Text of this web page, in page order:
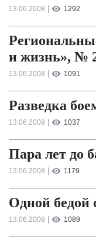
13.06.2008 | 1292
и жизнь», №
13.06.2008 | 1091
Разведка
13.06.2008 | 1037
Пара лет до
13.06.2008 | 1179
Одной бедой
13.06.2008 | 1089